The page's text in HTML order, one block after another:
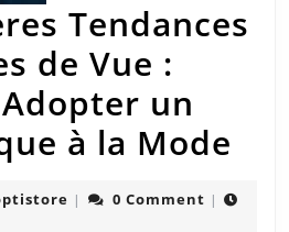
Tendances
de Vue :
un
à la Mode
optistore
| 0 Comment |